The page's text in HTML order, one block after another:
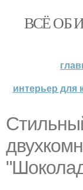
ВСЁ ОБ
интерьер для